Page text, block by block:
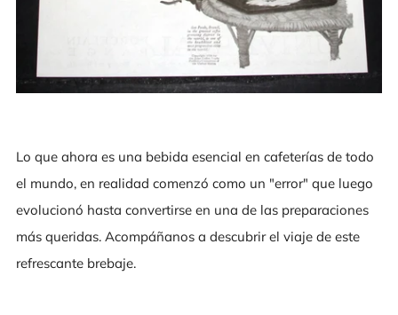
Lo que ahora es una bebida esencial en cafeterías de todo
el mundo, en realidad comenzó como un "error" que luego
evolucionó hasta convertirse en una de las preparaciones
más queridas. Acompáñanos a descubrir el viaje de este
refrescante brebaje.